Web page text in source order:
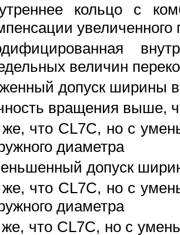
кольцо с
увеличенного
величин
допуск ширины
вращения выше,
что CL7C, но с
диаметра
допуск
что CL7C, но с
диаметра
что CL7C, но с